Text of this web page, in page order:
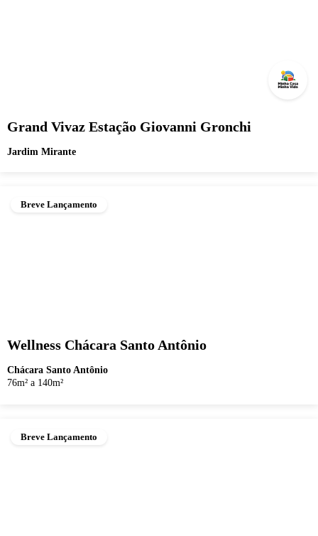
Grand Vivaz Estação Giovanni Gronchi
Jardim Mirante
Breve Lançamento
Wellness Chácara Santo Antônio
Chácara Santo Antônio
76m² a 140m²
Breve Lançamento